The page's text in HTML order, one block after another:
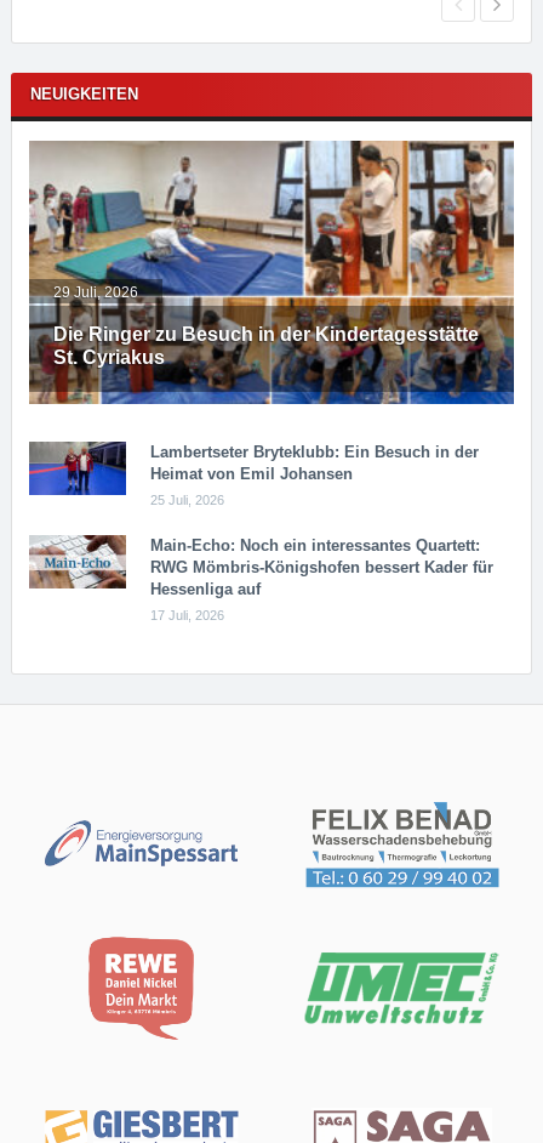
NEUIGKEITEN
Die Ringer zu Besuch in der Kindertagesstätte
St. Cyriakus
29 Juli, 2026
Lambertseter Bryteklubb: Ein Besuch in der
Heimat von Emil Johansen
25 Juli, 2026
Main-Echo: Noch ein in­ter­es­san­tes Quar­tett:
RWG Möm­b­ris-Kö­n­igs­ho­fen bessert Kader für
Hessenliga auf
17 Juli, 2026